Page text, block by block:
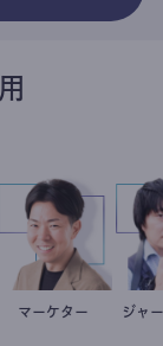
室谷良平
マーケター ジ